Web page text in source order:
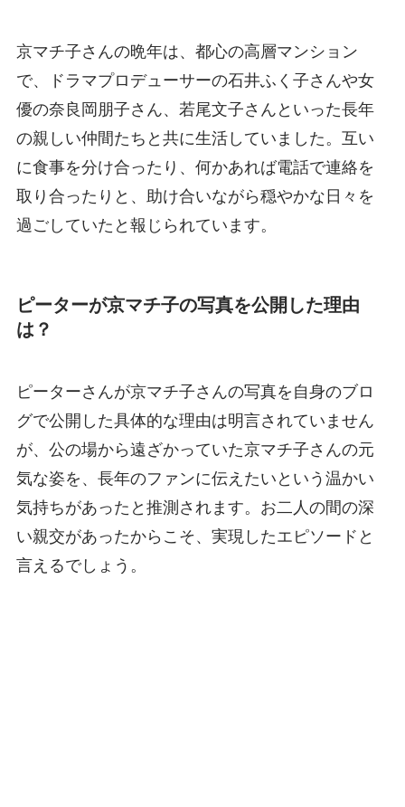
京マチ子さんの晩年は、都心の高層マンション
で、ドラマプロデューサーの石井ふく子さんや女
優の奈良岡朋子さん、若尾文子さんといった長年
の親しい仲間たちと共に生活していました。互い
に食事を分け合ったり、何かあれば電話で連絡を
取り合ったりと、助け合いながら穏やかな日々を
過ごしていたと報じられています。
ピーターが京マチ子の写真を公開した理由
は？
ピーターさんが京マチ子さんの写真を自身のブロ
グで公開した具体的な理由は明言されていません
が、公の場から遠ざかっていた京マチ子さんの元
気な姿を、長年のファンに伝えたいという温かい
気持ちがあったと推測されます。お二人の間の深
い親交があったからこそ、実現したエピソードと
言えるでしょう。